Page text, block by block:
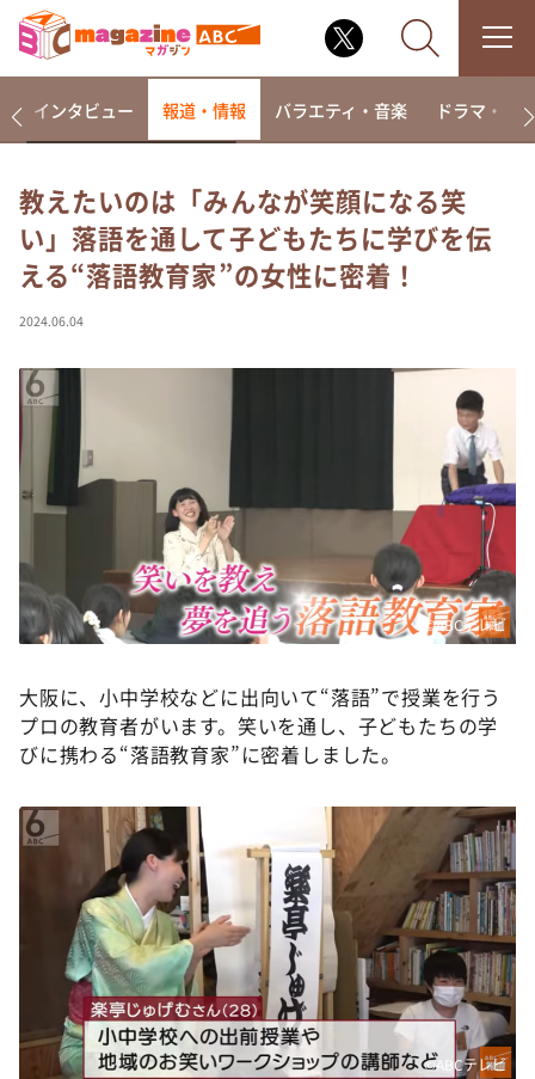
なるみ・岡村の過ぎるTV
相席食堂
これ余談なんですけど・・・
て真剣です
news おかえり
河合＆A.B.C-Z塚田×福井アナ「なんでやねん！？」
（news おかえり）
DAIGOも台所 ～きょうの献立 何にする？～
本日はダイアンなり！シーズン２
朝だ！生です旅サラダ
ＬＩＦＥ～夢のカタチ～
新婚さんいらっしゃい！
ザキ山小屋本館
ぺこぱのまるスポ
アナ回覧板
インタビュー 報道・情報 バラエティ・音楽 ドラマ・映画
教えたいのは「みんなが笑顔になる笑
い」落語を通して子どもたちに学びを伝
える“落語教育家”の女性に密着！
2024.06.04
©ABCテレビ
大阪に、小中学校などに出向いて“落語”で授業を行う
プロの教育者がいます。笑いを通し、子どもたちの学
びに携わる“落語教育家”に密着しました。
©ABCテレビ